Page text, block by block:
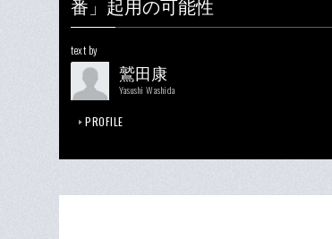
番」起用の可能性
text by
鷲田康
Yasushi Washida
PROFILE